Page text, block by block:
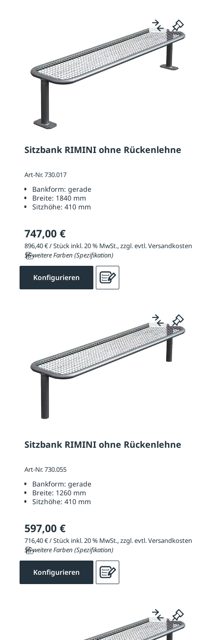
Sitzbank RIMINI ohne Rückenlehne
Art-Nr. 730.017
Bankform: gerade
Breite: 1840 mm
Sitzhöhe: 410 mm
747,00 €
896,40 € / Stück inkl. 20 % MwSt., zzgl. evtl. Versandkosten
56 weitere Farben (Spezifikation)
Konfigurieren
Sitzbank RIMINI ohne Rückenlehne
Art-Nr. 730.055
Bankform: gerade
Breite: 1260 mm
Sitzhöhe: 410 mm
597,00 €
716,40 € / Stück inkl. 20 % MwSt., zzgl. evtl. Versandkosten
56 weitere Farben (Spezifikation)
Konfigurieren